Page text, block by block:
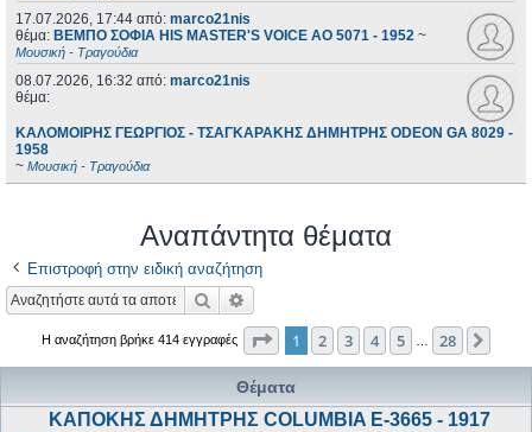
17.07.2026, 17:44 από: marco21nis
θέμα: ΒΕΜΠΟ ΣΟΦΙΑ HIS MASTER'S VOICE AO 5071 - 1952 ~
Μουσική - Τραγούδια
08.07.2026, 16:32 από: marco21nis
θέμα:
ΚΑΛΟΜΟΙΡΗΣ ΓΕΩΡΓΙΟΣ - ΤΣΑΓΚΑΡΑΚΗΣ ΔΗΜΗΤΡΗΣ ODEON GA 8029 -
1958
~ Μουσική - Τραγούδια
Αναπάντητα θέματα
Επιστροφή στην ειδική αναζήτηση
Αναζήτηση
Η αναζήτηση βρήκε 414 εγγραφές Σελίδα από28
1 2 3 4 5 28
Θέματα
ΚΑΠΟΚΗΣ ΔΗΜΗΤΡΗΣ COLUMBIA E-3665 - 1917